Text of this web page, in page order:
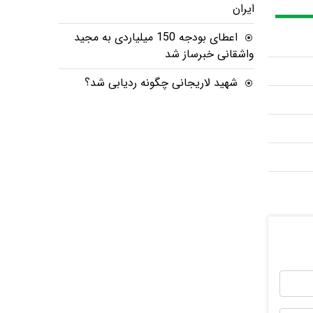
ایران
اعطای بودجه 150 میلیاردی به مجید
واشقانی خبرساز شد
شهید لاریجانی چگونه ردیابی شد؟